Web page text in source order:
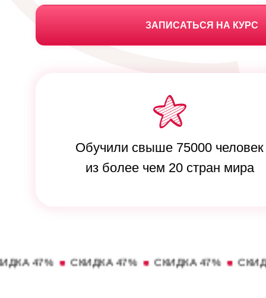
ЗАПИСАТЬСЯ НА КУРС
Обучили свыше 75000 человек
из более чем 20 стран мира
СКИДКА 47% СКИДКА 47% СКИДКА 47%